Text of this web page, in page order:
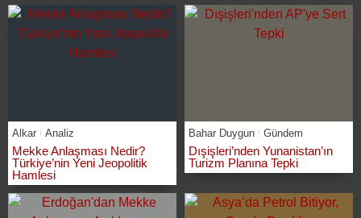
Alkar Analiz
Mekke Anlaşması Nedir?
Türkiye’nin Yeni Jeopolitik
Hamlesi
Bahar Duygun Gündem
Dışişleri’nden Yunanistan’ın
Turizm Planına Tepki